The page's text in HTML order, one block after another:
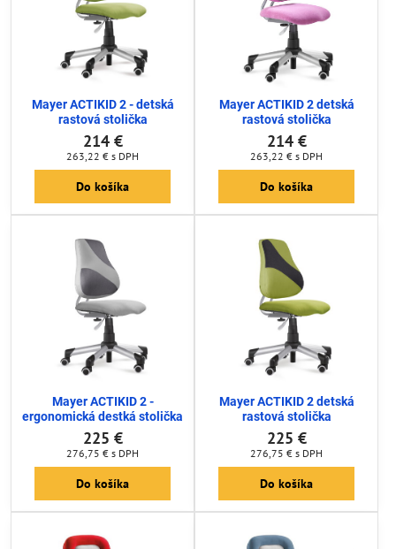
Mayer ACTIKID 2 - detská
rastová stolička
214 €
263,22 € s DPH
Do košíka
Mayer ACTIKID 2 detská
rastová stolička
214 €
263,22 € s DPH
Do košíka
Mayer ACTIKID 2 -
ergonomická destká stolička
225 €
276,75 € s DPH
Do košíka
Mayer ACTIKID 2 detská
rastová stolička
225 €
276,75 € s DPH
Do košíka